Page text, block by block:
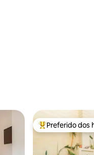
Entre os
Preferido dos